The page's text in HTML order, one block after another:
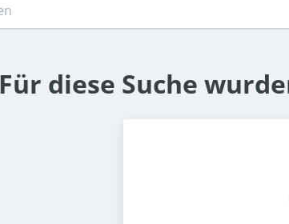
Für diese Suche